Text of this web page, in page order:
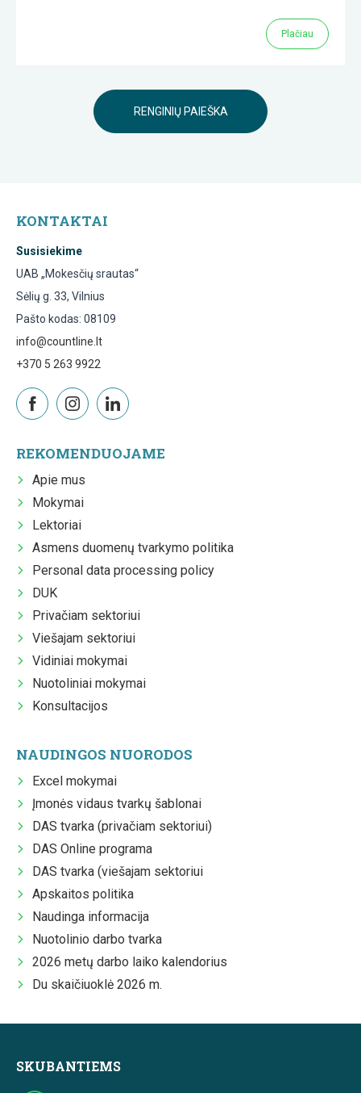
Plačiau
RENGINIŲ PAIEŠKA
KONTAKTAI
Susisiekime
UAB „Mokesčių srautas“
Sėlių g. 33, Vilnius
Pašto kodas: 08109
info@countline.lt
+370 5 263 9922
REKOMENDUOJAME
Apie mus
Mokymai
Lektoriai
Asmens duomenų tvarkymo politika
Personal data processing policy
DUK
Privačiam sektoriui
Viešajam sektoriui
Vidiniai mokymai
Nuotoliniai mokymai
Konsultacijos
NAUDINGOS NUORODOS
Excel mokymai
Įmonės vidaus tvarkų šablonai
DAS tvarka (privačiam sektoriui)
DAS Online programa
DAS tvarka (viešajam sektoriui
Apskaitos politika
Naudinga informacija
Nuotolinio darbo tvarka
2026 metų darbo laiko kalendorius
Du skaičiuoklė 2026 m.
SKUBANTIEMS